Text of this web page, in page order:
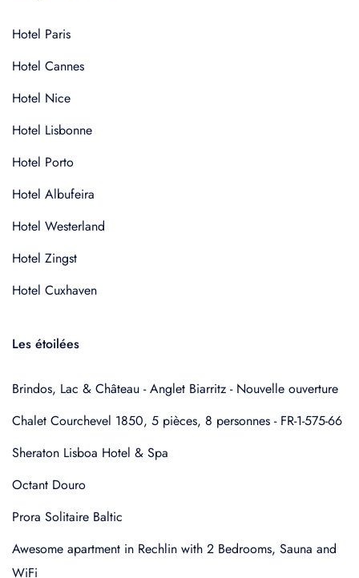
Hotel Paris
Hotel Cannes
Hotel Nice
Hotel Lisbonne
Hotel Porto
Hotel Albufeira
Hotel Westerland
Hotel Zingst
Hotel Cuxhaven
Les étoilées
Brindos, Lac & Château - Anglet Biarritz - Nouvelle ouverture
Chalet Courchevel 1850, 5 pièces, 8 personnes - FR-1-575-66
Sheraton Lisboa Hotel & Spa
Octant Douro
Prora Solitaire Baltic
Awesome apartment in Rechlin with 2 Bedrooms, Sauna and
WiFi